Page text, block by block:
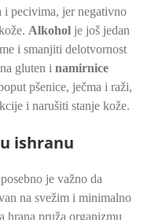
pecivima, jer negativno
Alkohol je još jedan
i smanjiti delotvornost
gluten i namirnice
pšenice, ječma i raži,
i narušiti stanje kože.
ishranu
je važno da
na svežim i minimalno
hrana pruža organizmu